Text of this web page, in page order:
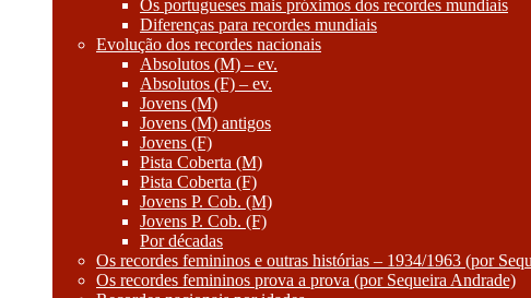
Os portugueses mais próximos dos recordes mundiais
Diferenças para recordes mundiais
Evolução dos recordes nacionais
Absolutos (M) – ev.
Absolutos (F) – ev.
Jovens (M)
Jovens (M) antigos
Jovens (F)
Pista Coberta (M)
Pista Coberta (F)
Jovens P. Cob. (M)
Jovens P. Cob. (F)
Por décadas
Os recordes femininos e outras histórias – 1934/1963 (por
Os recordes femininos prova a prova (por Sequeira Andrade)